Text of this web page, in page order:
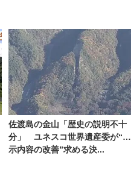
佐渡島の金山「歴史の説明不十
分」 ユネスコ世界遺産委が“展
示内容の改善”求める決...